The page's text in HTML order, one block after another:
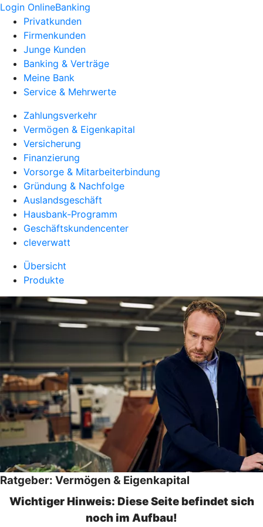
Login OnlineBanking
Privatkunden
Firmenkunden
Junge Kunden
Banking & Verträge
Meine Bank
Service & Mehrwerte
Zahlungsverkehr
Vermögen & Eigenkapital
Versicherung
Finanzierung
Vorsorge & Mitarbeiterbindung
Gründung & Nachfolge
Auslandsgeschäft
Hausbank-Programm
Geschäftskundencenter
cleverwatt
Übersicht
Produkte
Ratgeber: Vermögen & Eigenkapital
Wichtiger Hinweis: Diese Seite befindet sich
noch im Aufbau!